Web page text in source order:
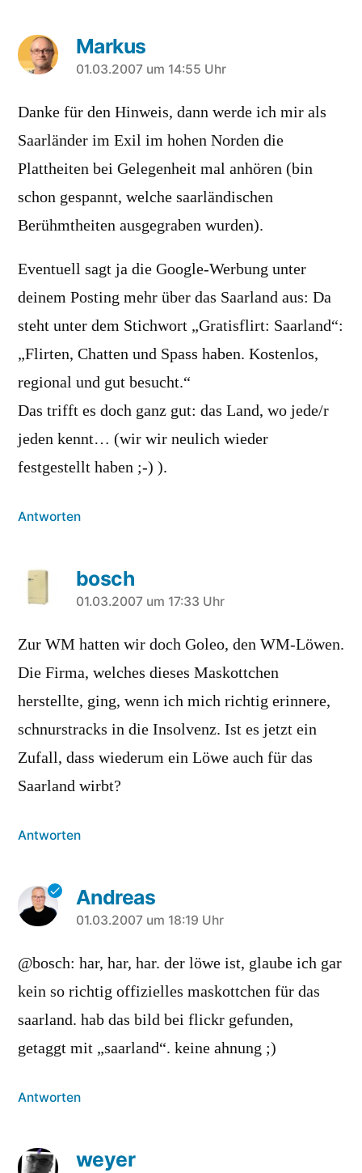
Markus
sagt:
01.03.2007 um 14:55 Uhr
Danke für den Hinweis, dann werde ich mir als
Saarländer im Exil im hohen Norden die
Plattheiten bei Gelegenheit mal anhören (bin
schon gespannt, welche saarländischen
Berühmtheiten ausgegraben wurden).
Eventuell sagt ja die Google-Werbung unter
deinem Posting mehr über das Saarland aus: Da
steht unter dem Stichwort „Gratisflirt: Saarland“:
„Flirten, Chatten und Spass haben. Kostenlos,
regional und gut besucht.“
Das trifft es doch ganz gut: das Land, wo jede/r
jeden kennt… (wir wir neulich wieder
festgestellt haben ;-) ).
Antworten
bosch
sagt:
01.03.2007 um 17:33 Uhr
Zur WM hatten wir doch Goleo, den WM-Löwen.
Die Firma, welches dieses Maskottchen
herstellte, ging, wenn ich mich richtig erinnere,
schnurstracks in die Insolvenz. Ist es jetzt ein
Zufall, dass wiederum ein Löwe auch für das
Saarland wirbt?
Antworten
Andreas
sagt:
01.03.2007 um 18:19 Uhr
@bosch: har, har, har. der löwe ist, glaube ich gar
kein so richtig offizielles maskottchen für das
saarland. hab das bild bei flickr gefunden,
getaggt mit „saarland“. keine ahnung ;)
Antworten
weyer